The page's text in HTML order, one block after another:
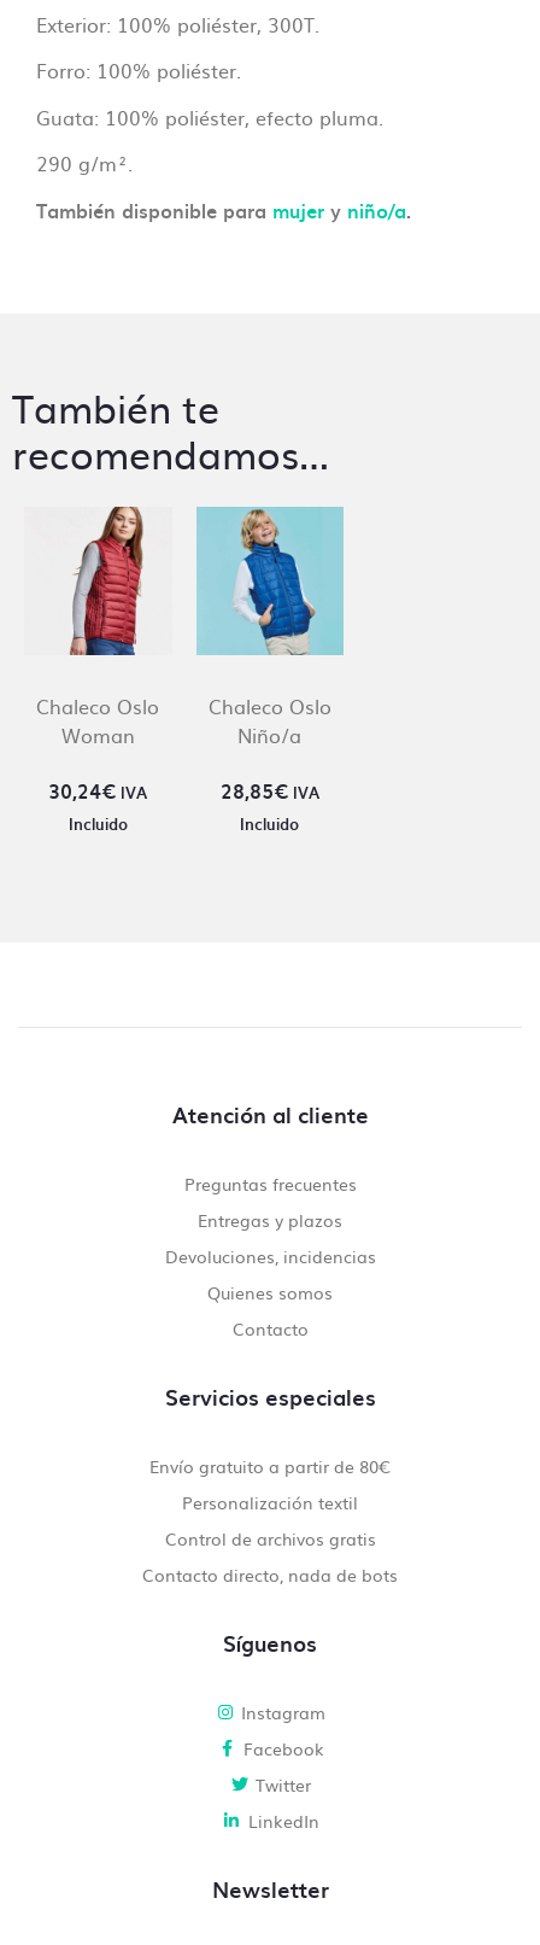
Exterior: 100% poliéster, 300T.
Forro: 100% poliéster.
Guata: 100% poliéster, efecto pluma.
290 g/m².
También disponible para mujer y niño/a.
También te
recomendamos…
Chaleco Oslo
Woman
30,24€ IVA
Incluido
Chaleco Oslo
Niño/a
28,85€ IVA
Incluido
Atención al cliente
Preguntas frecuentes
Entregas y plazos
Devoluciones, incidencias
Quienes somos
Contacto
Servicios especiales
Envío gratuito a partir de 80€
Personalización textil
Control de archivos gratis
Contacto directo, nada de bots
Síguenos
Instagram
Facebook
Twitter
LinkedIn
Newsletter